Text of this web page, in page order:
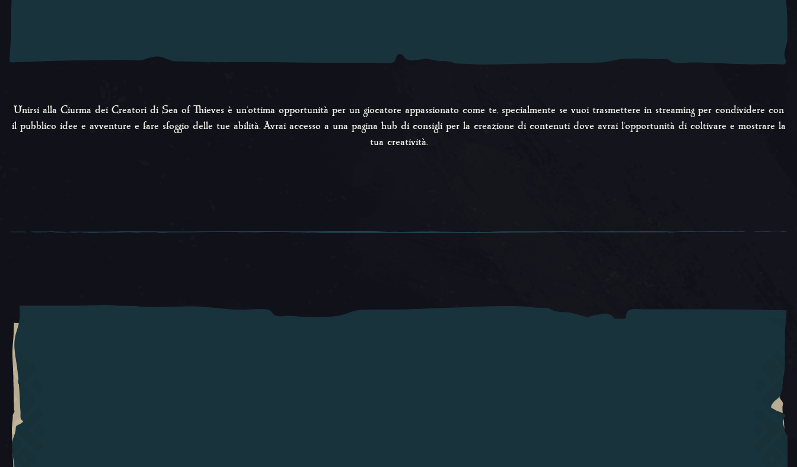
Unirsi alla Ciurma dei Creatori di Sea of Thievesè un'ottima opportunità per un giocatore appassionato come te, specialmente se vuoi trasmettere in streaming per condividere con
il pubblico idee e avventure e fare sfoggio delle tue abilità. Avrai accesso a una pagina hub di consigli per la creazione di contenuti dove avrai l'opportunità di coltivare e mostrare la
tua creatività.